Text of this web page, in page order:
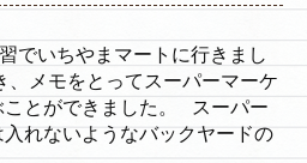
でいちやまマートに行きまし
、メモをとってスーパーマーケ
ことができました。 スーパー
れないようなバックヤードの